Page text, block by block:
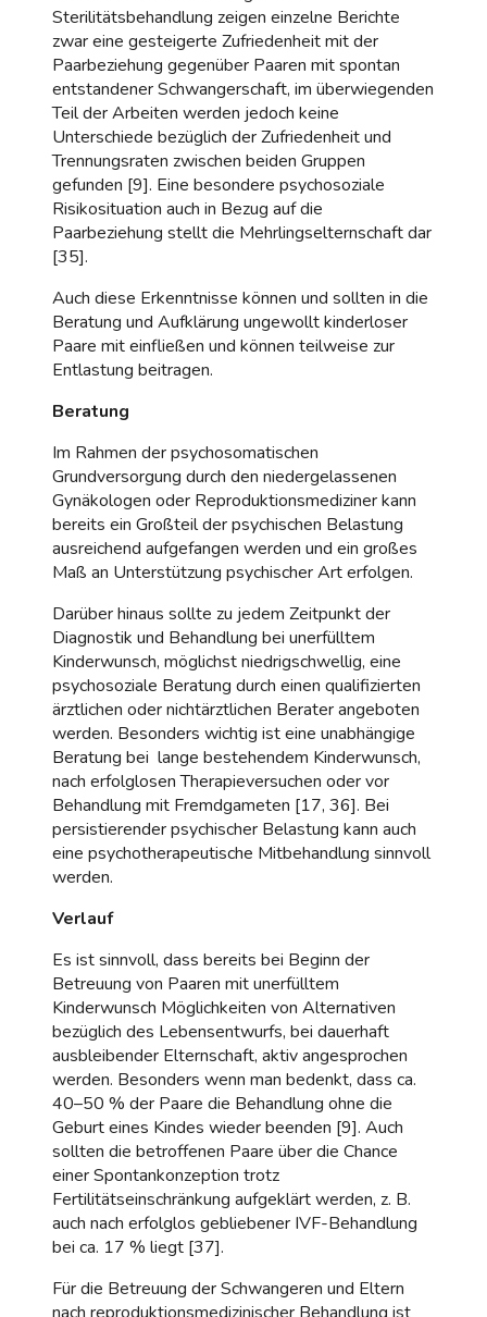
Sterilitätsbehandlung zeigen einzelne Berichte
zwar eine gesteigerte Zufriedenheit mit der
Paarbeziehung gegenüber Paaren mit spontan
entstandener Schwangerschaft, im überwiegenden
Teil der Arbeiten werden jedoch keine
Unterschiede bezüglich der Zufriedenheit und
Trennungsraten zwischen beiden Gruppen
gefunden [9]. Eine besondere psychosoziale
Risikosituation auch in Bezug auf die
Paarbeziehung stellt die Mehrlingselternschaft dar
[35].
Auch diese Erkenntnisse können und sollten in die
Beratung und Aufklärung ungewollt kinderloser
Paare mit einfließen und können teilweise zur
Entlastung beitragen.
Beratung
Im Rahmen der psychosomatischen
Grundversorgung durch den niedergelassenen
Gynäkologen oder Reproduktionsmediziner kann
bereits ein Großteil der psychischen Belastung
ausreichend aufgefangen werden und ein großes
Maß an Unterstützung psychischer Art erfolgen.
Darüber hinaus sollte zu jedem Zeitpunkt der
Diagnostik und Behandlung bei unerfülltem
Kinderwunsch, möglichst niedrigschwellig, eine
psychosoziale Beratung durch einen qualifizierten
ärztlichen oder nichtärztlichen Berater angeboten
werden. Besonders wichtig ist eine unabhängige
Beratung bei lange bestehendem Kinderwunsch,
nach erfolglosen Therapieversuchen oder vor
Behandlung mit Fremdgameten [17, 36]. Bei
persistierender psychischer Belastung kann auch
eine psychotherapeutische Mitbehandlung sinnvoll
werden.
Verlauf
Es ist sinnvoll, dass bereits bei Beginn der
Betreuung von Paaren mit unerfülltem
Kinderwunsch Möglichkeiten von Alternativen
bezüglich des Lebensentwurfs, bei dauerhaft
ausbleibender Elternschaft, aktiv angesprochen
werden. Besonders wenn man bedenkt, dass ca.
40–50 % der Paare die Behandlung ohne die
Geburt eines Kindes wieder beenden [9]. Auch
sollten die betroffenen Paare über die Chance
einer Spontankonzeption trotz
Fertilitätseinschränkung aufgeklärt werden, z. B.
auch nach erfolglos gebliebener IVF-Behandlung
bei ca. 17 % liegt [37].
Für die Betreuung der Schwangeren und Eltern